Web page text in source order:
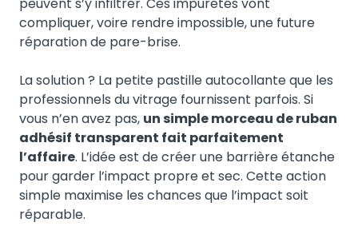
compliquer, voire rendre impossible, une future
réparation de pare-brise.
La solution ? La petite pastille autocollante que les
professionnels du vitrage fournissent parfois. Si
vous n’en avez pas, un simple morceau de ruban
adhésif transparent fait parfaitement
l’affaire. L’idée est de créer une barrière étanche
pour garder l’impact propre et sec. Cette action
simple maximise les chances que l’impact soit
réparable.